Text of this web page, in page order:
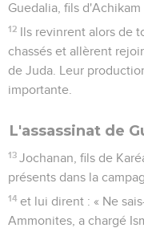
Guedalia, fils
12 Ils revinrent alors de
chassés et allèrent
de Juda. Leur
importante.
L'assassinat de
13 Jochanan, fils de
présents dans la
14 et lui dirent : « Ne
Ammonites, a chargé